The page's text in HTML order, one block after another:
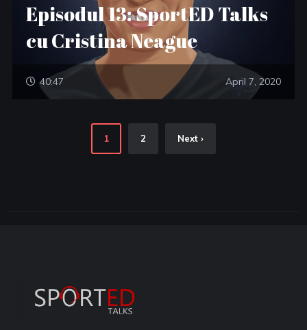
Episodul 13: SportED Talks
cu Cristina Neague
40:47 April 7, 2020
1 2 Next ›